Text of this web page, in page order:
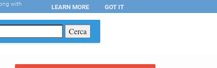
with LEARN MORE GOT IT